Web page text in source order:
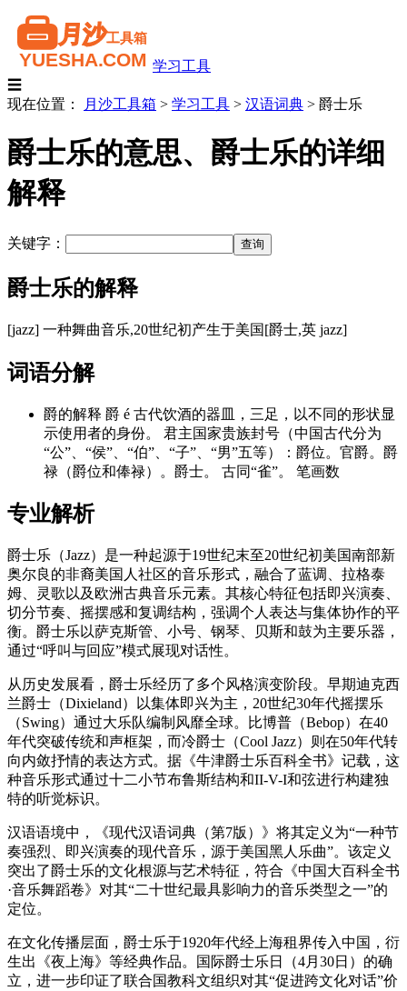
学习工具
☰
现在位置：
月沙工具箱 > 学习工具 > 汉语词典 > 爵士乐
爵士乐的意思、爵士乐的详细
解释
关键字：
爵士乐的解释
[jazz] 一种舞曲音乐,20世纪初产生于美国[爵士,英 jazz]
词语分解
爵的解释 爵 é 古代饮酒的器皿，三足，以不同的形状显
示使用者的身份。 君主国家贵族封号（中国古代分为
“公”、“侯”、“伯”、“子”、“男”五等）：爵位。官爵。爵
禄（爵位和俸禄）。爵士。 古同“雀”。 笔画数
专业解析
爵士乐（Jazz）是一种起源于19世纪末至20世纪初美国南部新
奥尔良的非裔美国人社区的音乐形式，融合了蓝调、拉格泰
姆、灵歌以及欧洲古典音乐元素。其核心特征包括即兴演奏、
切分节奏、摇摆感和复调结构，强调个人表达与集体协作的平
衡。爵士乐以萨克斯管、小号、钢琴、贝斯和鼓为主要乐器，
通过“呼叫与回应”模式展现对话性。
从历史发展看，爵士乐经历了多个风格演变阶段。早期迪克西
兰爵士（Dixieland）以集体即兴为主，20世纪30年代摇摆乐
（Swing）通过大乐队编制风靡全球。比博普（Bebop）在40
年代突破传统和声框架，而冷爵士（Cool Jazz）则在50年代转
向内敛抒情的表达方式。据《牛津爵士乐百科全书》记载，这
种音乐形式通过十二小节布鲁斯结构和II-V-I和弦进行构建独
特的听觉标识。
汉语语境中，《现代汉语词典（第7版）》将其定义为“一种节
奏强烈、即兴演奏的现代音乐，源于美国黑人乐曲”。该定义
突出了爵士乐的文化根源与艺术特征，符合《中国大百科全书
·音乐舞蹈卷》对其“二十世纪最具影响力的音乐类型之一”的
定位。
在文化传播层面，爵士乐于1920年代经上海租界传入中国，衍
生出《夜上海》等经典作品。国际爵士乐日（4月30日）的确
立，进一步印证了联合国教科文组织对其“促进跨文化对话”价